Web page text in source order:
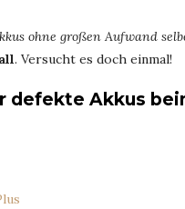
ohne großen Aufwand
. Versucht es doch einmal!
defekte Akkus